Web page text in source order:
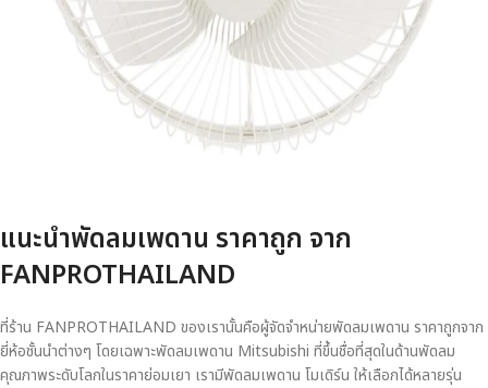
แนะนำพัดลมเพดาน ราคาถูก จาก
FANPROTHAILAND
ที่ร้าน FANPROTHAILAND ของเรานั้นคือผู้จัดจำหน่ายพัดลมเพดาน ราคาถูกจาก
ยี่ห้อชั้นนำต่างๆ โดยเฉพาะพัดลมเพดาน Mitsubishi ที่ขึ้นชื่อที่สุดในด้านพัดลม
คุณภาพระดับโลกในราคาย่อมเยา เรามีพัดลมเพดาน โมเดิร์น ให้เลือกได้หลายรุ่น